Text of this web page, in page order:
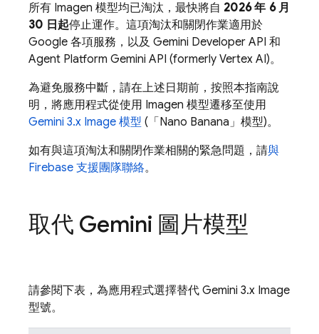
所有 Imagen 模型均已淘汰，最快將自 2026 年 6 月
30 日起停止運作。這項淘汰和關閉作業適用於
Google 各項服務，以及 Gemini Developer API 和
Agent Platform Gemini API (formerly Vertex AI)。
為避免服務中斷，請在上述日期前，按照本指南說
明，將應用程式從使用 Imagen 模型遷移至使用
Gemini 3.x Image 模型 (「Nano Banana」模型)。
如有與這項淘汰和關閉作業相關的緊急問題，請與
Firebase 支援團隊聯絡。
取代 Gemini 圖片模型
請參閱下表，為應用程式選擇替代 Gemini 3.x Image
型號。